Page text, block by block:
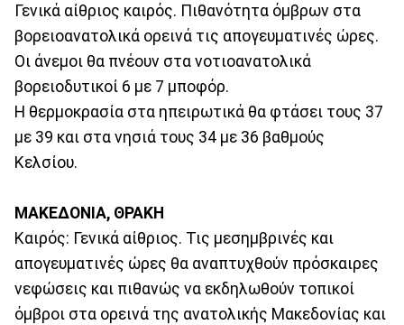
Γενικά αίθριος καιρός. Πιθανότητα όμβρων στα
βορειοανατολικά ορεινά τις απογευματινές ώρες.
Οι άνεμοι θα πνέουν στα νοτιοανατολικά
βορειοδυτικοί 6 με 7 μποφόρ.
Η θερμοκρασία στα ηπειρωτικά θα φτάσει τους 37
με 39 και στα νησιά τους 34 με 36 βαθμούς
Κελσίου.
ΜΑΚΕΔΟΝΙΑ, ΘΡΑΚΗ
Καιρός: Γενικά αίθριος. Τις μεσημβρινές και
απογευματινές ώρες θα αναπτυχθούν πρόσκαιρες
νεφώσεις και πιθανώς να εκδηλωθούν τοπικοί
όμβροι στα ορεινά της ανατολικής Μακεδονίας και